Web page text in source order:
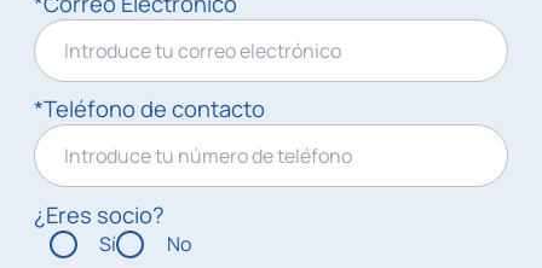
*Teléfono de contacto
¿Eres socio?
Sí No